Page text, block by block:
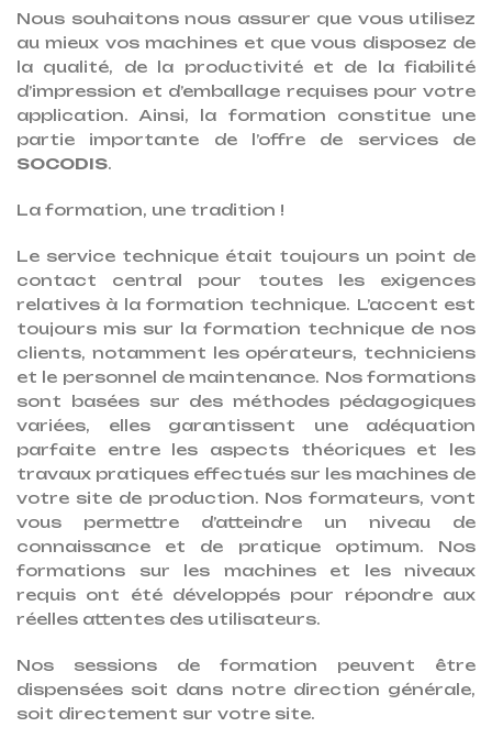
Nous souhaitons nous assurer que vous utilisez
au mieux vos machines et que vous disposez de
la qualité, de la productivité et de la fiabilité
d’impression et d’emballage requises pour votre
application. Ainsi, la formation constitue une
partie importante de l’offre de services de
SOCODIS.
La formation, une tradition !
Le service technique était toujours un point de
contact central pour toutes les exigences
relatives à la formation technique. L’accent est
toujours mis sur la formation technique de nos
clients, notamment les opérateurs, techniciens
et le personnel de maintenance. Nos formations
sont basées sur des méthodes pédagogiques
variées, elles garantissent une adéquation
parfaite entre les aspects théoriques et les
travaux pratiques effectués sur les machines de
votre site de production. Nos formateurs, vont
vous permettre d’atteindre un niveau de
connaissance et de pratique optimum. Nos
formations sur les machines et les niveaux
requis ont été développés pour répondre aux
réelles attentes des utilisateurs.
Nos sessions de formation peuvent être
dispensées soit dans notre direction générale,
soit directement sur votre site.